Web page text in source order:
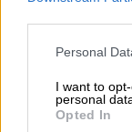
Please note that
not limited to
grant or deny
use your data
Personal
I want to
personal
Opted In
λέγεται –
μέρα και
τους από